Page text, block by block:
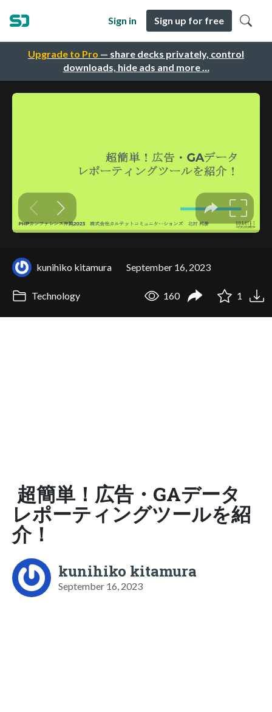
Upgrade to Pro — share decks privately, control
downloads, hide ads and more …
Sign in Sign up for free
kunihiko kitamura September 16, 2023
Technology 160 1
超簡単！広告・GAデータ
レポーティングツールを紹
介！
kunihiko kitamura
September 16, 2023